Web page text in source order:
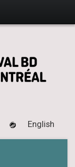
English